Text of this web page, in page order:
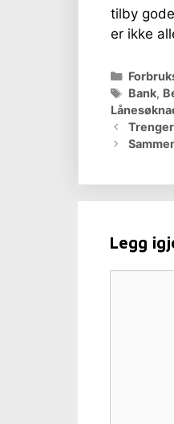
tilby
er ikke
Stikkord
Bank,
Legg